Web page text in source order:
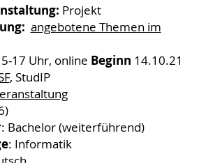
Projekt
angebotene Themen im
17 Uhr, online Beginn 14.10.21
, StudIP
: Bachelor (weiterführend)
: Informatik